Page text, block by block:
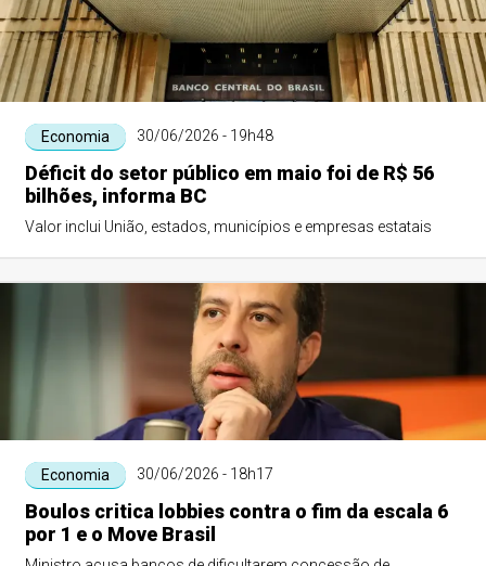
Economia 30/06/2026 - 19h48
Déficit do setor público em maio foi de R$ 56
bilhões, informa BC
Valor inclui União, estados, municípios e empresas estatais
Economia 30/06/2026 - 18h17
Boulos critica lobbies contra o fim da escala 6
por 1 e o Move Brasil